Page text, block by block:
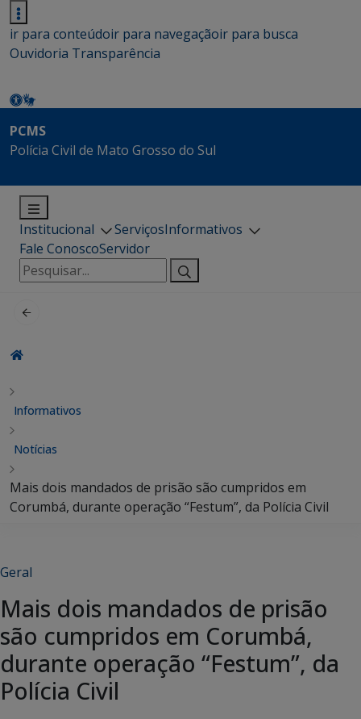
ir para conteúdoir para navegaçãoir para busca
Ouvidoria Transparência
PCMS
Polícia Civil de Mato Grosso do Sul
Institucional ServiçosInformativos
Fale ConoscoServidor
Pesquisar
por:
Informativos
Notícias
Mais dois mandados de prisão são cumpridos em
Corumbá, durante operação “Festum”, da Polícia Civil
Geral
Mais dois mandados de prisão
são cumpridos em Corumbá,
durante operação “Festum”, da
Polícia Civil